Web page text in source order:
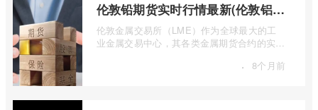
伦敦铅期货实时行情最新(伦敦铝锡期货实时行情)
伦敦金属交易所（LME）作为全球最大的工
业金属交易中心，其各类金属期货合约的实时
· 8个月前